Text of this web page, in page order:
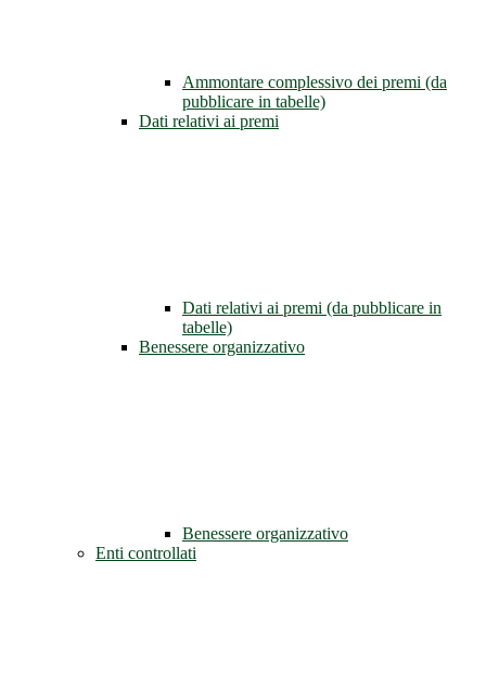
Ammontare complessivo dei premi (da
pubblicare in tabelle)
Dati relativi ai premi
Dati relativi ai premi (da pubblicare in
tabelle)
Benessere organizzativo
Benessere organizzativo
Enti controllati